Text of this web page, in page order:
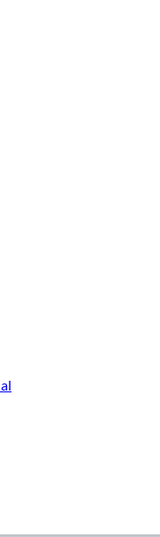
de Seguridad Exteriores
tus proyectos y
lo que tenemos para
de Seguridad
para tus proyectos de
realidad!